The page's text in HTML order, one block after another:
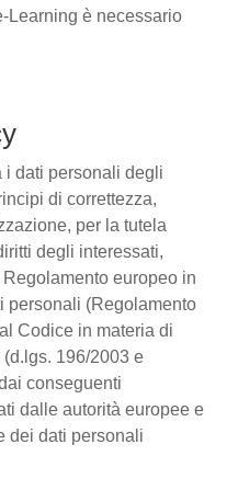
Learning è necessario
i dati personali degli
di correttezza,
per la tutela
degli interessati,
europeo in
personali (Regolamento
Codice in materia di
196/2003 e
conseguenti
dalle autorità europee e
dei dati personali